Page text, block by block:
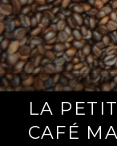
LA
CAFÉ